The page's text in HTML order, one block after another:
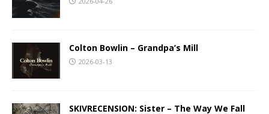
Colton Bowlin – Grandpa’s Mill
2026-03-13
SKIVRECENSION: Sister – The Way We Fall